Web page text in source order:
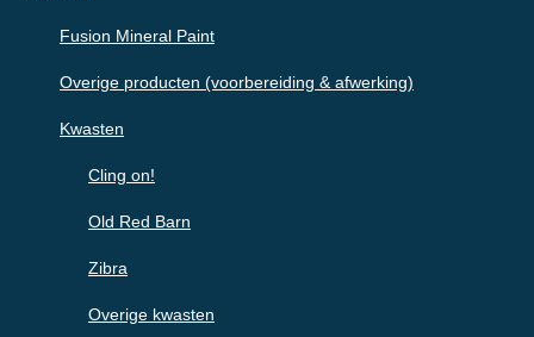
Fusion Mineral Paint
Overige producten (voorbereiding & afwerking)
Kwasten
Cling on!
Old Red Barn
Zibra
Overige kwasten